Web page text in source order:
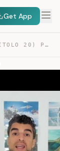
Get App
(CAPITOLO 20) PROMESSI SPOSI: RIASSUNTO — TRANSCRIPT